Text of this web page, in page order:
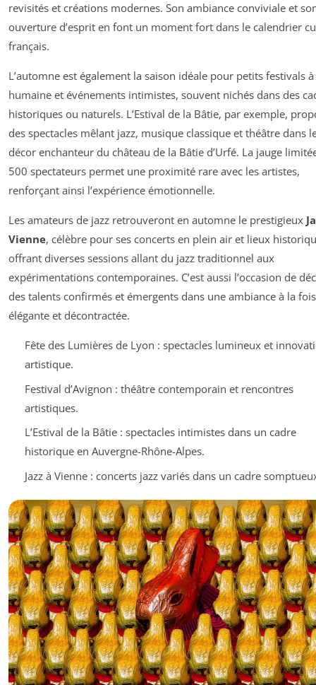
revisités et créations modernes. Son ambiance conviviale et
ouverture d’esprit en font un moment fort dans le calendrier
français.
L’automne est également la saison idéale pour petits festivals
humaine et événements intimistes, souvent nichés dans des
historiques ou naturels. L’Estival de la Bâtie, par exemple,
des spectacles mêlant jazz, musique classique et théâtre dans
décor enchanteur du château de la Bâtie d’Urfé. La jauge
500 spectateurs permet une proximité rare avec les artistes,
renforçant ainsi l’expérience émotionnelle.
Les amateurs de jazz retrouveront en automne le prestigieux
Vienne, célèbre pour ses concerts en plein air et lieux
offrant diverses sessions allant du jazz traditionnel aux
expérimentations contemporaines. C’est aussi l’occasion de
des talents confirmés et émergents dans une ambiance à la fois
élégante et décontractée.
Fête des Lumières de Lyon : spectacles lumineux et
artistique.
Festival d’Avignon : théâtre contemporain et rencontres
artistiques.
L’Estival de la Bâtie : spectacles intimistes dans un cadre
historique en Auvergne-Rhône-Alpes.
Jazz à Vienne : concerts jazz variés dans un cadre